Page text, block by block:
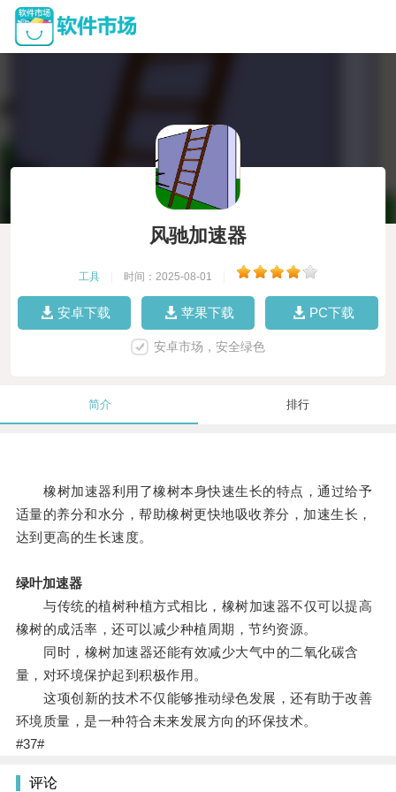
风驰加速器
工具 时间：2025-08-01
安卓下载 苹果下载 PC下载
安卓市场，安全绿色
简介 排行
橡树加速器利用了橡树本身快速生长的特点，通过给予
适量的养分和水分，帮助橡树更快地吸收养分，加速生长，
达到更高的生长速度。
绿叶加速器
与传统的植树种植方式相比，橡树加速器不仅可以提高
橡树的成活率，还可以减少种植周期，节约资源。
同时，橡树加速器还能有效减少大气中的二氧化碳含
量，对环境保护起到积极作用。
这项创新的技术不仅能够推动绿色发展，还有助于改善
环境质量，是一种符合未来发展方向的环保技术。
#37#
评论